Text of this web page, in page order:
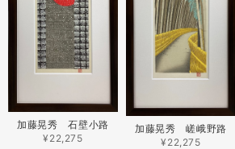
加藤晃秀 石壁小路
¥22,275
加藤晃秀 嵯峨野路
¥22,275